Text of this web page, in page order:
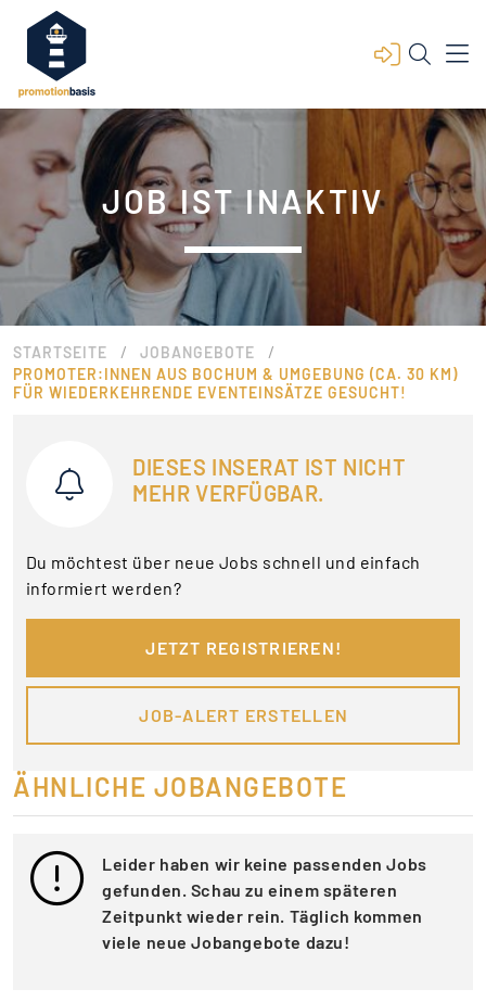
JOB IST INAKTIV
STARTSEITE / JOBANGEBOTE /
PROMOTER:INNEN AUS BOCHUM & UMGEBUNG (CA. 30 KM)
FÜR WIEDERKEHRENDE EVENTEINSÄTZE GESUCHT!
DIESES INSERAT IST NICHT
MEHR VERFÜGBAR.
Du möchtest über neue Jobs schnell und einfach
informiert werden?
JETZT REGISTRIEREN!
JOB-ALERT ERSTELLEN
ÄHNLICHE JOBANGEBOTE
Leider haben wir keine passenden Jobs
gefunden. Schau zu einem späteren
Zeitpunkt wieder rein. Täglich kommen
viele neue Jobangebote dazu!